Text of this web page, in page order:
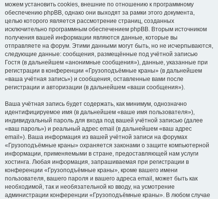
можем установить cookies, внешние по отношению к программному
обеспечению phpBB, однако они выходят за рамки этого документа,
целью которого является рассмотрение страниц, созданных
исключительно программным обеспечением phpBB. Вторым источником
получения вашей информации являются данные, которые вы
отправляете на форум. Этими данными могут быть, но не исчерпываются,
следующие данные: сообщения, размещённые под учётной записью
Гостя (в дальнейшем «анонимные сообщения»), данные, указанные при
регистрации в конференции «Грузоподъёмные краны» (в дальнейшем
«ваша учётная запись») и сообщения, оставленные вами после
регистрации и авторизации (в дальнейшем «ваши сообщения»).
Ваша учётная запись будет содержать, как минимум, однозначно
идентифицируемое имя (в дальнейшем «ваше имя пользователя»),
индивидуальный пароль для входа под вашей учётной записью (далее
«ваш пароль») и реальный адрес email (в дальнейшем «ваш адрес
email»). Ваша информация из вашей учётной записи на форумах
«Грузоподъёмные краны» охраняется законами о защите компьютерной
информации, применяемыми в стране, предоставляющей нам услуги
хостинга. Любая информация, запрашиваемая при регистрации в
конференции «Грузоподъёмные краны», кроме вашего имени
пользователя, вашего пароля и вашего адреса email, может быть как
необходимой, так и необязательной ко вводу, на усмотрение
администрации конференции «Грузоподъёмные краны». В любом случае